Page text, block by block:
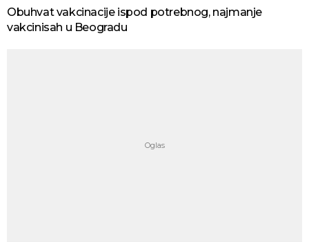
Obuhvat vakcinacije ispod potrebnog, najmanje
vakcinisah u Beogradu